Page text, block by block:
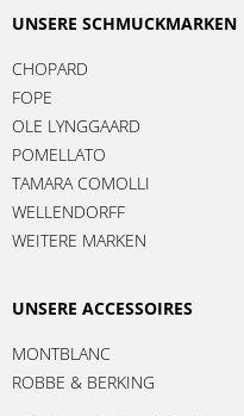
UNSERE SCHMUCKMARKEN
CHOPARD
FOPE
OLE LYNGGAARD
POMELLATO
TAMARA COMOLLI
WELLENDORFF
WEITERE MARKEN
UNSERE ACCESSOIRES
MONTBLANC
ROBBE & BERKING